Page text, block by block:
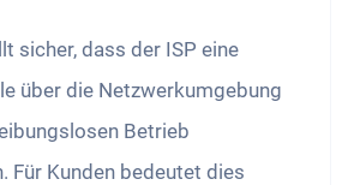
sicher, dass der ISP eine
über die Netzwerkumgebung
Betrieb
Für Kunden bedeutet dies